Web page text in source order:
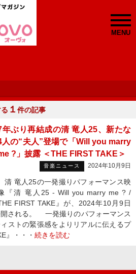
MENU
１ 件の記事
年ぶり再結成の清 竜人25、新たな
人の“夫人”登場で「Will you marry
?」披露 ＜THE FIRST TAKE＞
音楽ニュース 2024年10月9日
清 竜人25の一発撮りパフォーマンス映
『清 竜人25 - Will you marry me ? /
FIRST TAKE』が、2024年10月9日
開される。 一発撮りのパフォーマンス
ストの緊張感をよりリアルに伝えるプ
』・・・ 続きを読む